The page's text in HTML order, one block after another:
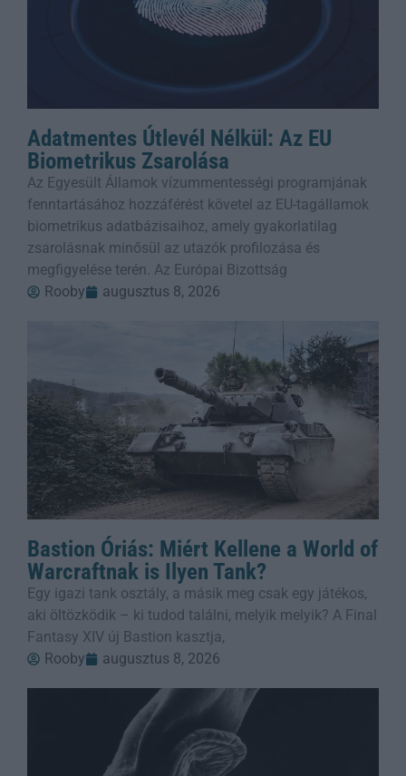
Adatmentes Útlevél Nélkül: Az EU
Biometrikus Zsarolása
Az Egyesült Államok vízummentességi programjának
fenntartásához hozzáférést követel az EU-tagállamok
biometrikus adatbázisaihoz, amely gyakorlatilag
zsarolásnak minősül az utazók profilozása és
megfigyelése terén. Az Európai Bizottság
Rooby
augusztus 8, 2026
Bastion Óriás: Miért Kellene a World of
Warcraftnak is Ilyen Tank?
Egy igazi tank osztály, a másik meg csak egy játékos,
aki öltözködik – ki tudod találni, melyik melyik? A Final
Fantasy XIV új Bastion kasztja,
Rooby
augusztus 8, 2026